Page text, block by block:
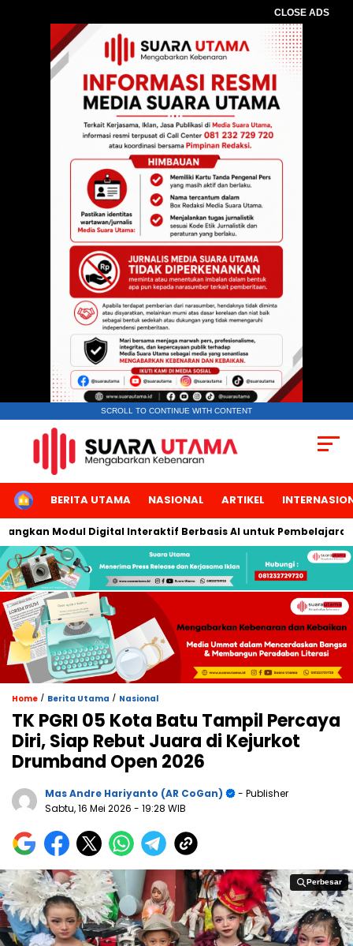
CLOSE ADS
SCROLL TO CONTINUE WITH CONTENT
HOMEBERITA UTAMA NASIONAL ARTIKEL
Modul Digital Interaktif Berbasis AI untuk Pembelajaran
Home / Berita Utama / Nasional
TK PGRI 05 Kota Batu Tampil Percaya
Diri, Siap Rebut Juara di Kejurkot
Drumband Open 2026
Mas Andre Hariyanto (AR CoGan)
- Publisher
Sabtu, 16 Mei 2026 - 19:28 WIB
Perbesar
Perbesar